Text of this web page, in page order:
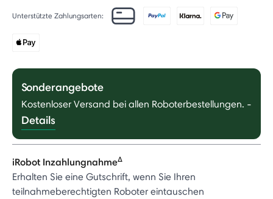
Unterstützte Zahlungsarten:
Sonderangebote
Kostenloser Versand bei allen Roboterbestellungen. -
Details
iRobot InzahlungnahmeΔ
Erhalten Sie eine Gutschrift, wenn Sie Ihren
teilnahmeberechtigten Roboter eintauschen